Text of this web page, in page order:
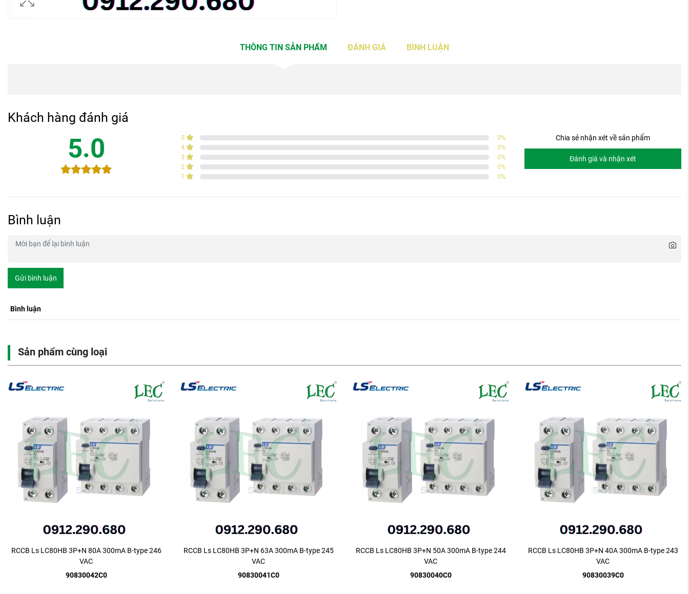
THÔNG TIN SẢN PHẨM ĐÁNH GIÁ BÌNH LUẬN
Khách hàng đánh giá
5.0 5 0%
4
0%
3
0%
2
0%
1
0%
Chia sẻ nhận xét về sản phẩm
Đánh giá và nhận xét
Bình luận
Gửi bình luận
Bình luận
Sản phẩm cùng loại
RCCB Ls LC80HB 3P+N 80A 300mA B-type 246
VAC
90830042C0
RCCB Ls LC80HB 3P+N 63A 300mA B-type 245
VAC
90830041C0
RCCB Ls LC80HB 3P+N 50A 300mA B-type 244
VAC
90830040C0
RCCB Ls LC80HB 3P+N 40A 300mA B-type 243
VAC
90830039C0